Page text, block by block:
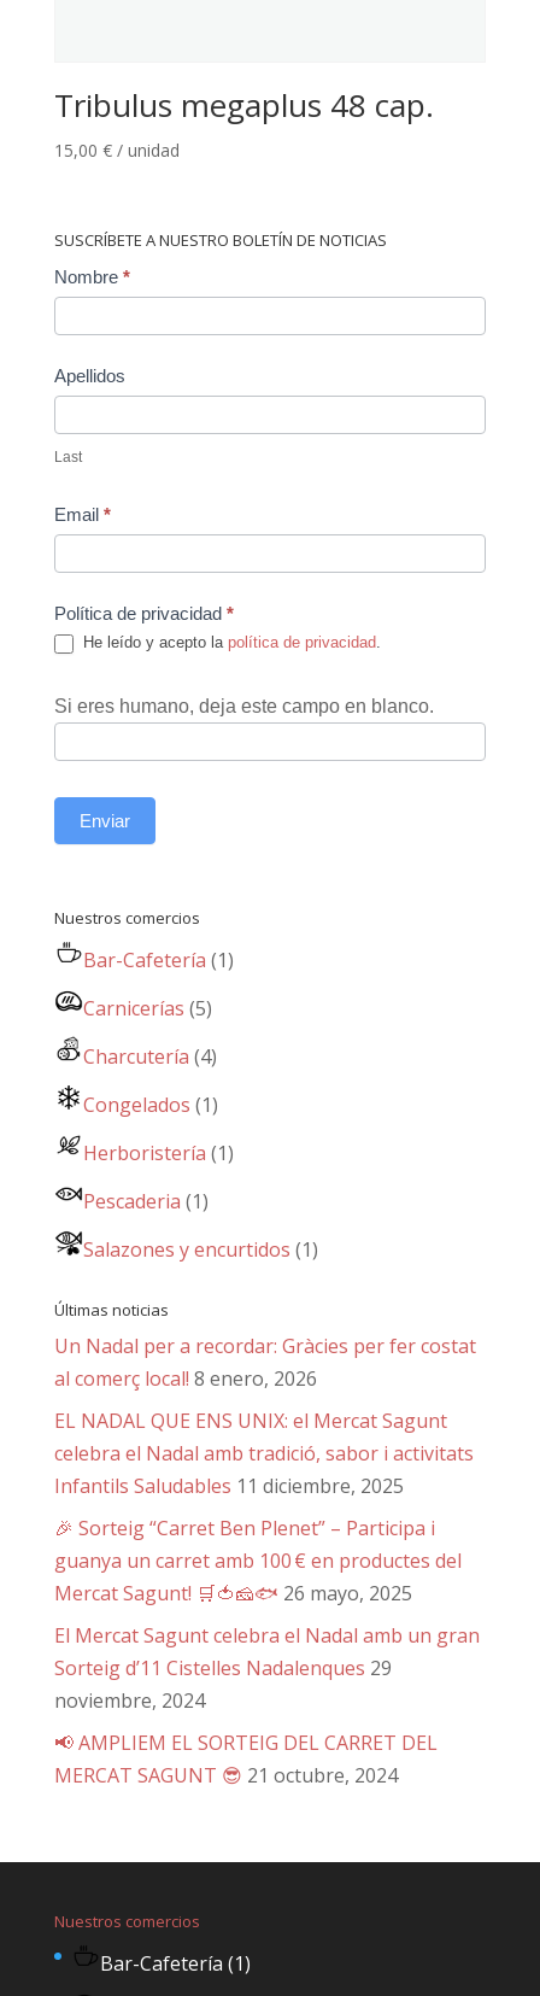
Tribulus megaplus 48 cap.
15,00 € / unidad
SUSCRÍBETE A NUESTRO BOLETÍN DE NOTICIAS
Contact
Nombre *
Apellidos
Last
Email *
Política de privacidad *
He leído y acepto la política de privacidad
Si eres humano, deja este campo en blanco.
Enviar
Nuestros comercios
Bar-Cafetería (1)
Carnicerías (5)
Charcutería (4)
Congelados (1)
Herboristería (1)
Pescaderia (1)
Salazones y encurtidos (1)
Últimas noticias
Un Nadal per a recordar: Gràcies per fer costat
al comerç local! 8 enero, 2026
EL NADAL QUE ENS UNIX: el Mercat Sagunt
celebra el Nadal amb tradició, sabor i activitats
Infantils Saludables 11 diciembre, 2025
🎉 Sorteig “Carret Ben Plenet” – Participa i
guanya un carret amb 100 € en productes del
Mercat Sagunt! 🛒🍅🧀🐟 26 mayo, 2025
El Mercat Sagunt celebra el Nadal amb un gran
Sorteig d’11 Cistelles Nadalenques 29
noviembre, 2024
📢 AMPLIEM EL SORTEIG DEL CARRET DEL
MERCAT SAGUNT 😎 21 octubre, 2024
Nuestros comercios
Bar-Cafetería (1)